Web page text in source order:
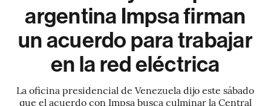
argentina Impsa firman
un acuerdo para trabajar
en la red eléctrica
La oficina presidencial de Venezuela dijo este sábado
que el acuerdo con Impsa busca culminar la Central